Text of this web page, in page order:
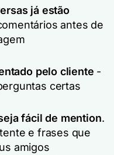
já estão
antes de
pelo cliente -
certas
fácil de mention.
e frases que
amigos